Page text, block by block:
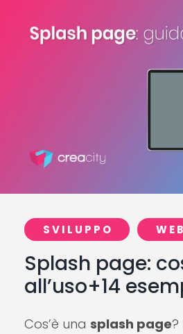
SVILUPPO
Splash page:
all’uso+14
Cos’è una splash page?